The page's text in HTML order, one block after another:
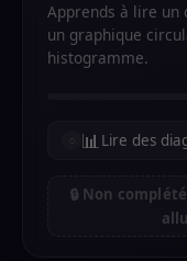
Apprends à lire
un graphique
histogramme.
📊 Lire des
🔒 Non